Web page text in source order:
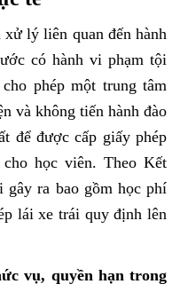
lý liên quan đến hành
có hành vi phạm tội
phép một trung tâm
và không tiến hành đào
để được cấp giấy phép
học viên. Theo Kết
gây ra bao gồm học phí
lái xe trái quy định lên
vụ, quyền hạn trong